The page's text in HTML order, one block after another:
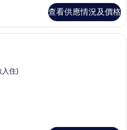
查看供應情況及價格
雙人房, 海景 (Shared Pool) | 防敏寢
入住)